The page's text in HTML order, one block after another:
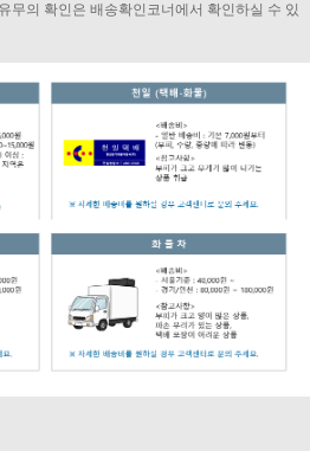
무의 확인은 배송확인코너에서 확인하실 수 있